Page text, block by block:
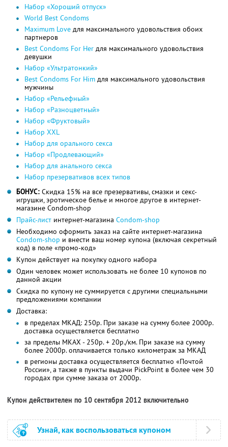
Набор «Хороший отпуск»
World Best Condoms
Maximum Love для максимального удовольствия обоих
партнеров
Best Condoms For Her для максимального удовольствия
девушки
Набор «Ультратонкий»
Best Condoms For Him для максимального удовольствия
мужчины
Набор «Рельефный»
Набор «Разноцветный»
Набор «Фруктовый»
Набор XXL
Набор для орального секса
Набор «Продлевающий»
Набор для анального секса
Набор презервативов всех типов
БОНУС: Скидка 15% на все презервативы, смазки и секс-
игрушки, эротическое белье и многое другое в интернет-
магазине Condom-shop
Прайс-лист интернет-магазина Condom-shop
Необходимо оформить заказ на сайте интернет-магазина
Condom-shop и внести ваш номер купона (включая секретный
код) в поле «промо-код»
Купон действует на покупку одного набора
Один человек может использовать не более 10 купонов по
данной акции
Скидка по купону не суммируется с другими специальными
предложениями компании
Доставка:
в пределах МКАД: 250р. При заказе на сумму более 2000р.
доставка осуществляется бесплатно
за пределы МКАХ - 250р. + 20р./км. При заказе на сумму
более 2000р. оплачивается только километраж за МКАД
в регионы доставка осуществляется бесплатно «Почтой
России», а также в пункты выдачи PickPoint в более чем 30
городах при сумме заказа от 2000р.
Купон действителен по 10 сентября 2012 включительно
Узнай, как воспользоваться купоном